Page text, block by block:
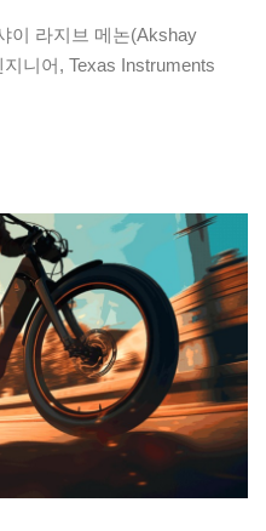
이 라지브 메논(Akshay
니어, Texas Instruments